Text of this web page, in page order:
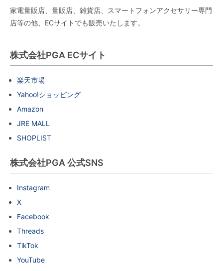
家電量販店、量販店、雑貨店、スマートフォンアクセサリー専門
店等の他、ECサイトでも販売いたします。
株式会社PGA ECサイト
楽天市場
Yahoo!ショッピング
Amazon
JRE MALL
SHOPLIST
株式会社PGA 公式SNS
Instagram
X
Facebook
Threads
TikTok
YouTube